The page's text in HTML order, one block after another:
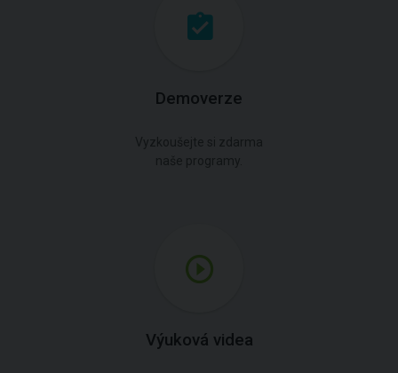
Demoverze
Výuková videa